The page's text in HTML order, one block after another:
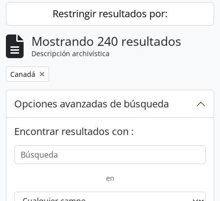
Restringir resultados por:
Mostrando 240 resultados
Descripción archivística
Remove filter:
Canadá
Opciones avanzadas de búsqueda
Encontrar resultados con :
en